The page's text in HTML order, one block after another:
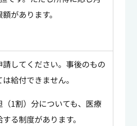
があります。
請してください。事後のもの
給付できません。
（1割）分についても、医療
る制度があります。